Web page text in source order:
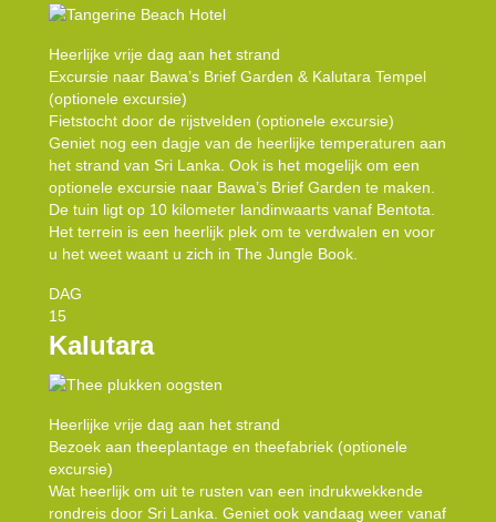
Heerlijke vrije dag aan het strand
Excursie naar Bawa’s Brief Garden & Kalutara Tempel
(optionele excursie)
Fietstocht door de rijstvelden (optionele excursie)
Geniet nog een dagje van de heerlijke temperaturen aan
het strand van Sri Lanka. Ook is het mogelijk om een
optionele excursie naar Bawa’s Brief Garden te maken.
De tuin ligt op 10 kilometer landinwaarts vanaf Bentota.
Het terrein is een heerlijk plek om te verdwalen en voor
u het weet waant u zich in The Jungle Book.
DAG
15
Kalutara
Heerlijke vrije dag aan het strand
Bezoek aan theeplantage en theefabriek (optionele
excursie)
Wat heerlijk om uit te rusten van een indrukwekkende
rondreis door Sri Lanka. Geniet ook vandaag weer vanaf